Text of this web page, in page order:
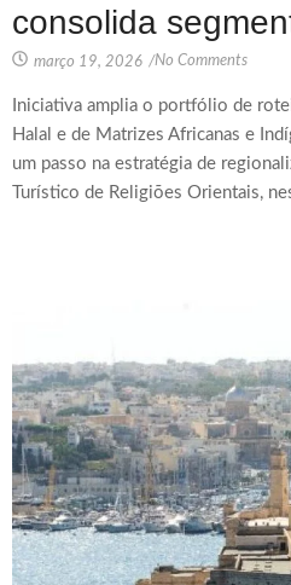
consolida
março 19, 2026 /No Comments
Iniciativa amplia o portfólio de
Halal e de Matrizes Africanas e
um passo na estratégia de
Turístico de Religiões Orientais,